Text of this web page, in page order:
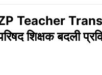
Teacher
शिक्षक बदली